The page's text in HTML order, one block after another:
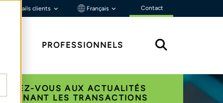
Portails clients Français Contact
PROFESSIONNELS
VOUS AUX ACTUALITÉS
LES TRANSACTIONS